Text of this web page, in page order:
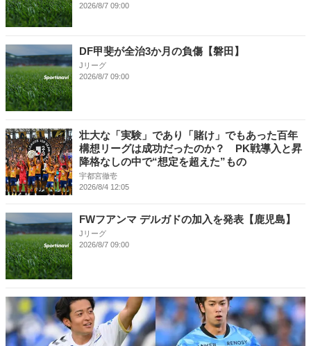
2026/8/7 09:00
DF甲斐が全治3か月の負傷【磐田】
Jリーグ
2026/8/7 09:00
壮大な「実験」であり「賭け」でもあった百年
構想リーグは成功だったのか？ PK戦導入と昇
降格なしの中で“想定を超えた”もの
宇都宮徹壱
2026/8/4 12:05
FWフアンマ デルガドの加入を発表【鹿児島】
Jリーグ
2026/8/7 09:00